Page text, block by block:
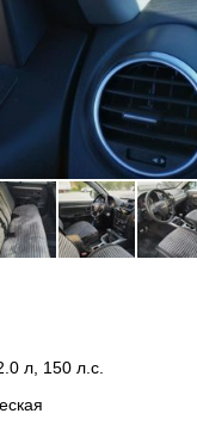
л, 150 л.с.